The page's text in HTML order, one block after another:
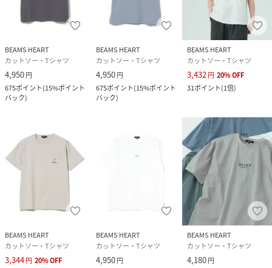
BEAMS HEART
カットソー・Tシャツ
4,950円
675ポイント(15%ポイント
バック)
BEAMS HEART
カットソー・Tシャツ
4,950円
675ポイント(15%ポイント
バック)
BEAMS HEART
カットソー・Tシャツ
3,432円 20%OFF
31ポイント(1倍)
BEAMS HEART
カットソー・Tシャツ
3,344円 20%OFF
BEAMS HEART
カットソー・Tシャツ
4,950円
BEAMS HEART
カットソー・Tシャツ
4,180円